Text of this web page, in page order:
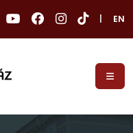
EN